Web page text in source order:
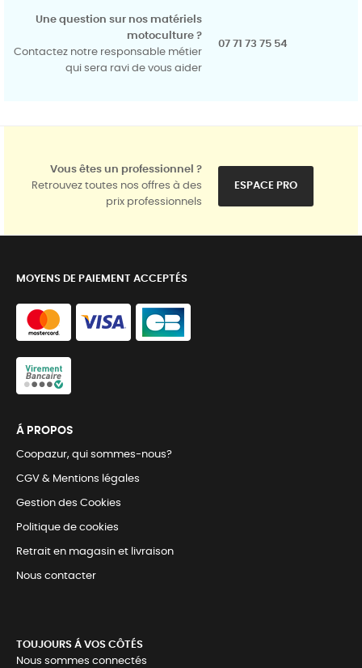
Une question sur nos matériels
motoculture ?
Contactez notre responsable métier
qui sera ravi de vous aider
07 71 73 75 54
Vous êtes un professionnel ?
Retrouvez toutes nos offres à des
prix professionnels
ESPACE PRO
MOYENS DE PAIEMENT ACCEPTÉS
Á PROPOS
Coopazur, qui sommes-nous?
CGV & Mentions légales
Gestion des Cookies
Politique de cookies
Retrait en magasin et livraison
Nous contacter
TOUJOURS Á VOS CÔTÉS
Nous sommes connectés